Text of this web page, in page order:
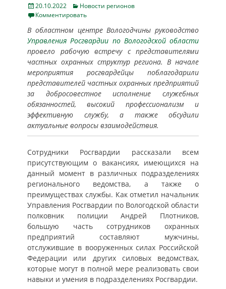
Posted
on
20.10.2022 Categories
Новости регионов
Комментировать
В областном центре Вологодчины руководство
Управления Росгвардии по Вологодской области
провело рабочую встречу с представителями
частных охранных структур региона. В начале
мероприятия росгвардейцы поблагодарили
представителей частных охранных предприятий
за добросовестное исполнение служебных
обязанностей, высокий профессионализм и
эффективную службу, а также обсудили
актуальные вопросы взаимодействия.
Сотрудники Росгвардии рассказали всем
присутствующим о вакансиях, имеющихся на
данный момент в различных подразделениях
регионального ведомства, а также о
преимуществах службы. Как отметил начальник
Управления Росгвардии по Вологодской области
полковник полиции Андрей Плотников,
большую часть сотрудников охранных
предприятий составляют мужчины,
отслужившие в вооруженных силах Российской
Федерации или других силовых ведомствах,
которые могут в полной мере реализовать свои
навыки и умения в подразделениях Росгвардии.